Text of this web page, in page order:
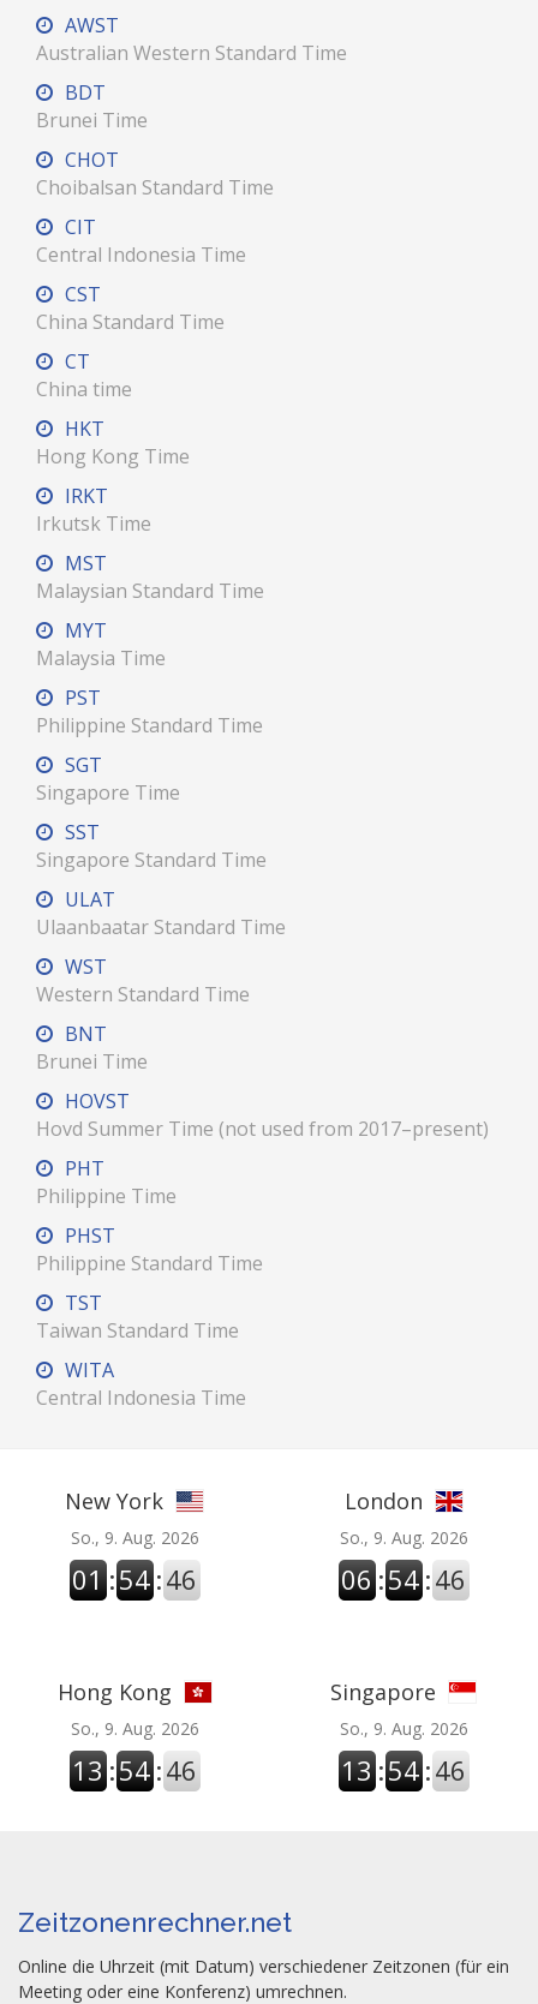
AWST
Australian Western Standard Time
BDT
Brunei Time
CHOT
Choibalsan Standard Time
CIT
Central Indonesia Time
CST
China Standard Time
CT
China time
HKT
Hong Kong Time
IRKT
Irkutsk Time
MST
Malaysian Standard Time
MYT
Malaysia Time
PST
Philippine Standard Time
SGT
Singapore Time
SST
Singapore Standard Time
ULAT
Ulaanbaatar Standard Time
WST
Western Standard Time
BNT
Brunei Time
HOVST
Hovd Summer Time (not used from 2017–present)
PHT
Philippine Time
PHST
Philippine Standard Time
TST
Taiwan Standard Time
WITA
Central Indonesia Time
New York
So., 9. Aug. 2026
01 :54 :46
London
So., 9. Aug. 2026
06 :54 :46
Hong Kong
So., 9. Aug. 2026
13 :54 :46
Singapore
So., 9. Aug. 2026
13 :54 :46
Zeitzonenrechner.net
Online die Uhrzeit (mit Datum) verschiedener Zeitzonen (für ein
Meeting oder eine Konferenz) umrechnen.